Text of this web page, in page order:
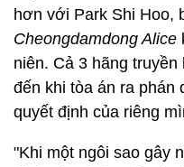
hơn với Park Shi Hoo,
Cheongdamdong Alice
niên. Cả 3 hãng
đến khi tòa án ra phán
quyết định của riêng
"Khi một ngôi sao gây